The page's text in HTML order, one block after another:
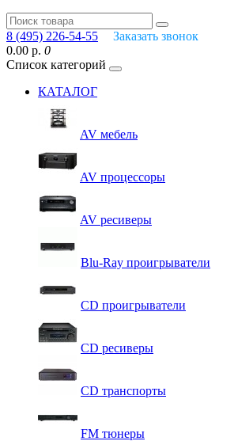
8 (495) 226-54-55
Заказать звонок
0.00 р. 0
Список категорий
КАТАЛОГ
AV мебель
AV процессоры
AV ресиверы
Blu-Ray проигрыватели
CD проигрыватели
CD ресиверы
CD транспорты
FM тюнеры